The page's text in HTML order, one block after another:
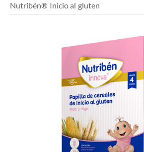
Nutribén® Inicio al gluten